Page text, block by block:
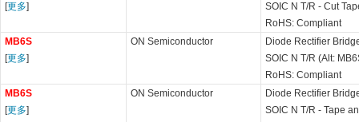
[更多]
SOIC N T/R - Cut
RoHS: Compliant
MB6S
[更多]
ON Semiconductor
Diode Rectifier
SOIC N T/R (Alt:
RoHS: Compliant
MB6S
[更多]
ON Semiconductor
Diode Rectifier
SOIC N T/R - Tape